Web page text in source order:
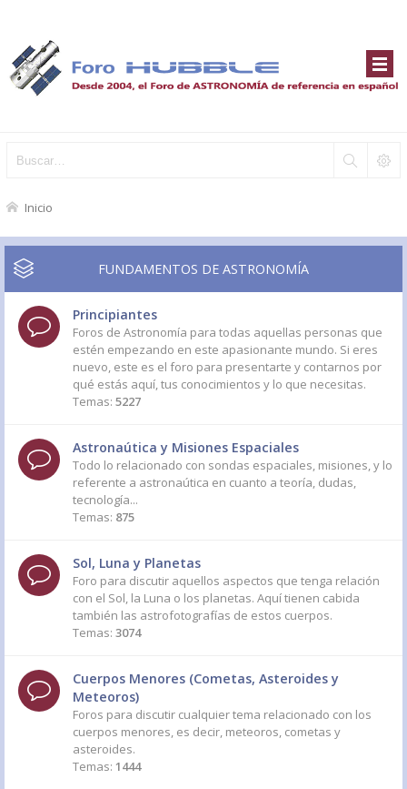
Inicio
FUNDAMENTOS DE ASTRONOMÍA
Principiantes
Foros de Astronomía para todas aquellas personas que
estén empezando en este apasionante mundo. Si eres
nuevo, este es el foro para presentarte y contarnos por
qué estás aquí, tus conocimientos y lo que necesitas.
Temas: 5227
Astronaútica y Misiones Espaciales
Todo lo relacionado con sondas espaciales, misiones, y lo
referente a astronaútica en cuanto a teoría, dudas,
tecnología...
Temas: 875
Sol, Luna y Planetas
Foro para discutir aquellos aspectos que tenga relación
con el Sol, la Luna o los planetas. Aquí tienen cabida
también las astrofotografías de estos cuerpos.
Temas: 3074
Cuerpos Menores (Cometas, Asteroides y
Meteoros)
Foros para discutir cualquier tema relacionado con los
cuerpos menores, es decir, meteoros, cometas y
asteroides.
Temas: 1444